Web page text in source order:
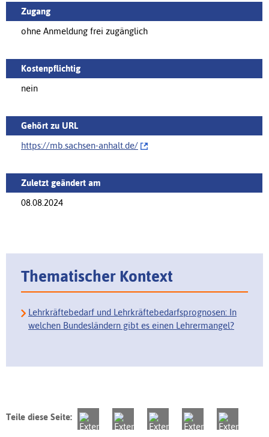
Zugang
ohne Anmeldung frei zugänglich
Kostenpflichtig
nein
Gehört zu URL
https://mb.sachsen-anhalt.de/‌
Zuletzt geändert am
08.08.2024
Thematischer Kontext
Lehrkräftebedarf und Lehrkräftebedarfsprognosen: In
welchen Bundesländern gibt es einen Lehrermangel?
Teile diese Seite: